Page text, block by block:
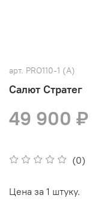
арт. PRO110-1 (A)
Салют Стратег
(0)
49 900 ₽
Цена за 1 штуку.